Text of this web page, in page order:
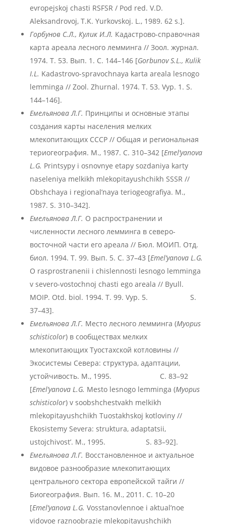
evropejskoj chasti RSFSR / Pod red. V.D.
Aleksandrovoj, T.K. Yurkovskoj. L., 1989. 62 s.].
Горбунов С.Л., Кулик И.Л. Кадастрово-справочная
карта ареала лесного лемминга // Зоол. журнал.
1974. Т. 53. Вып. 1. С. 144–146 [Gorbunov S.L., Kulik
I.L. Kadastrovo-spravochnaya karta areala lesnogo
lemminga // Zool. Zhurnal. 1974. T. 53. Vyp. 1. S.
144–146].
Емельянова Л.Г. Принципы и основные этапы
создания карты населения мелких
млекопитающих СССР // Общая и региональная
териогеография. М., 1987. С. 310–342 [Emel’yanova
L.G. Printsypy i osnovnye etapy sozdaniya karty
naseleniya melkikh mlekopitayushchikh SSSR //
Obshchaya i regional’naya teriogeografiya. M.,
1987. S. 310–342].
Емельянова Л.Г. О распространении и
численности лесного лемминга в северо-
восточной части его ареала // Бюл. МОИП. Отд.
биол. 1994. Т. 99. Вып. 5. С. 37–43 [Emel’yanova L.G.
O rasprostranenii i chislennosti lesnogo lemminga
v severo-vostochnoj chasti ego areala // Byull.
MOIP. Otd. biol. 1994. T. 99. Vyp. 5. S.
37–43].
Емельянова Л.Г. Место лесного лемминга (Myopus
schisticolor) в сообществах мелких
млекопитающих Туостахской котловины //
Экосистемы Севера: структура, адаптации,
устойчивость. М., 1995. С. 83–92
[Emel’yanova L.G. Mesto lesnogo lemminga (Myopus
schisticolor) v soobshchestvakh melkikh
mlekopitayushchikh Tuostakhskoj kotloviny //
Ekosistemy Severa: struktura, adaptatsii,
ustojchivost’. M., 1995. S. 83–92].
Емельянова Л.Г. Восстановленное и актуальное
видовое разнообразие млекопитающих
центрального сектора европейской тайги //
Биогеография. Вып. 16. М., 2011. С. 10–20
[Emel’yanova L.G. Vosstanovlennoe i aktual’noe
vidovoe raznoobrazie mlekopitayushchikh